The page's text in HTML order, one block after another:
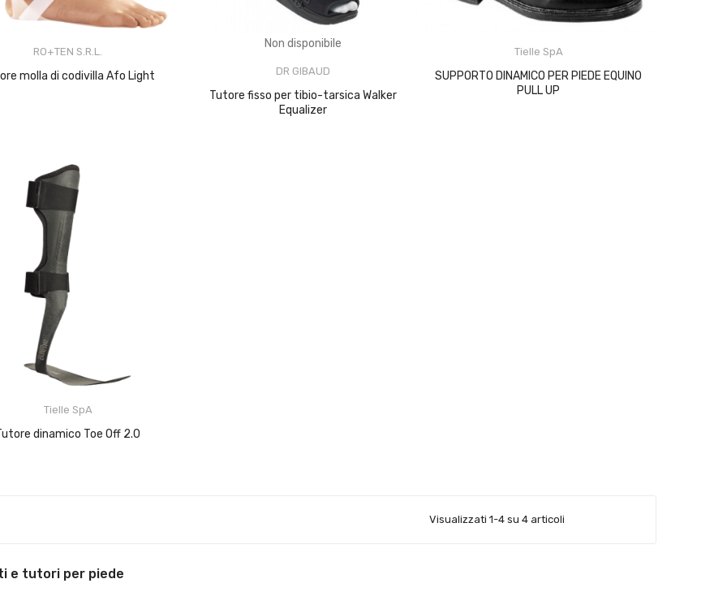
RO+TEN S.R.L.
molla di codivilla Afo Light
Non disponibile
DR GIBAUD
Tutore fisso per tibio-tarsica Walker
Equalizer
AGGIUNGI AL CARRELLO
Tielle SpA
SUPPORTO DINAMICO PER PIEDE EQUINO
PULL UP
Tielle SpA
Tutore dinamico Toe Off 2.0
Visualizzati 1-4 su 4 articoli
e tutori per piede